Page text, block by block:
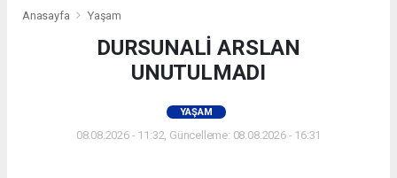
Anasayfa Yaşam
DURSUNALİ ARSLAN
UNUTULMADI
YAŞAM
08.08.2026 - 11:32, Güncelleme: 08.08.2026 - 16:31